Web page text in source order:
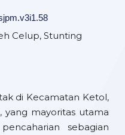
Celup, Stunting
di Kecamatan Ketol,
yang mayoritas utama
sebagian